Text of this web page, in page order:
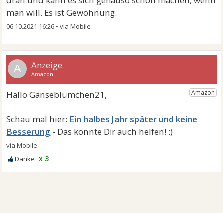
man will. Es ist Gewöhnung.
06.10.2021 16:26 •
A
Ein halbes Jahr später und keine
Besserung
x 3